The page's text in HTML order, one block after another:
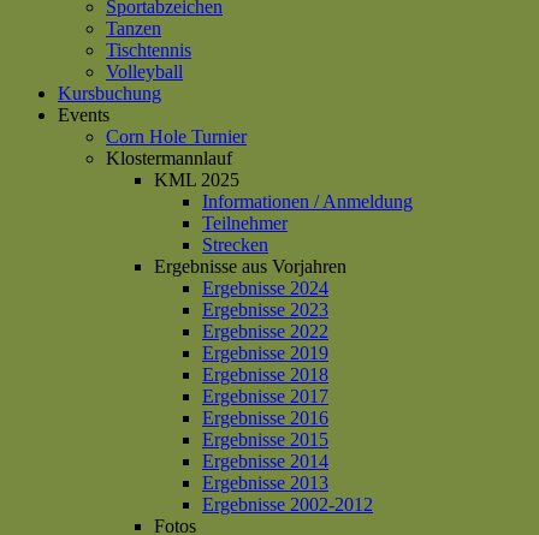
Sportabzeichen
Tanzen
Tischtennis
Volleyball
Kursbuchung
Events
Corn Hole Turnier
Klostermannlauf
KML 2025
Informationen / Anmeldung
Teilnehmer
Strecken
Ergebnisse aus Vorjahren
Ergebnisse 2024
Ergebnisse 2023
Ergebnisse 2022
Ergebnisse 2019
Ergebnisse 2018
Ergebnisse 2017
Ergebnisse 2016
Ergebnisse 2015
Ergebnisse 2014
Ergebnisse 2013
Ergebnisse 2002-2012
Fotos